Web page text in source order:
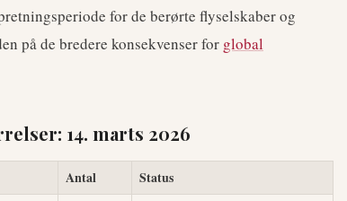
for de berørte flyselskaber og
på de bredere konsekvenser for global
14. marts 2026
Antal Status